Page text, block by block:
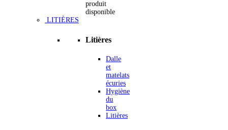
produit
disponible
LITIÈRES
Litières
Dalle
et
matelats
écuries
Hygiène
du
box
Litières